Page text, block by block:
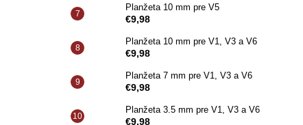
Planžeta 10 mm pre V5
€9,98
Planžeta 10 mm pre V1, V3 a V6
€9,98
Planžeta 7 mm pre V1, V3 a V6
€9,98
Planžeta 3.5 mm pre V1, V3 a V6
€9,98